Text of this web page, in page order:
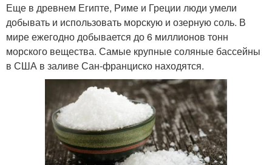
Еще в древнем Египте, Риме и Греции люди умели
добывать и использовать морскую и озерную соль. В
мире ежегодно добывается до 6 миллионов тонн
морского вещества. Самые крупные соляные бассейны
в США в заливе Сан-франциско находятся.